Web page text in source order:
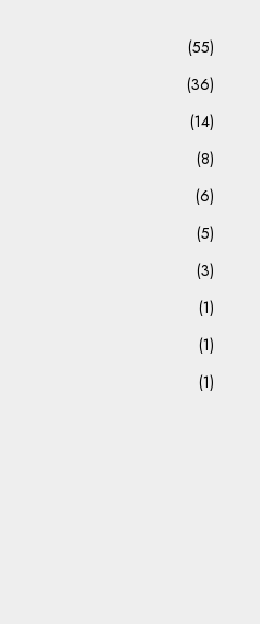
(55)
(36)
(14)
(8)
(6)
(5)
(3)
(1)
(1)
(1)